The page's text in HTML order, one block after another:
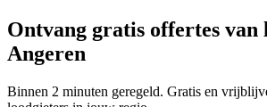
Ontvang gratis offertes van
Angeren
Binnen 2 minuten geregeld. Gratis en